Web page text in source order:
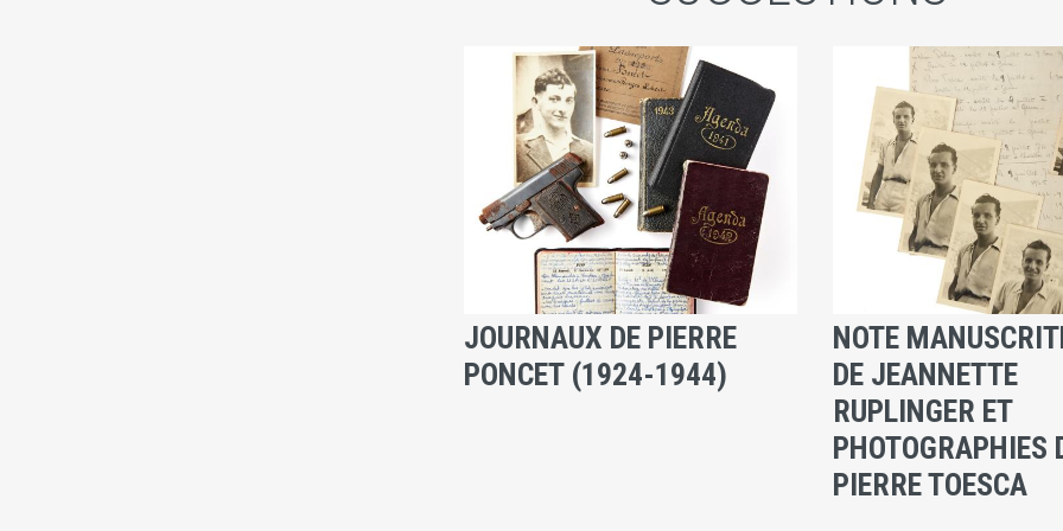
JOURNAUX DE PIERRE
PONCET (1924-1944)
NOTE
DE JEANNETTE
RUPLINGER ET
PHOTOGRAPHIES
PIERRE TOESCA